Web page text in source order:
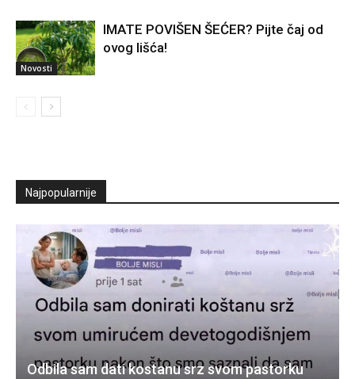
Novosti
IMATE POVIŠEN ŠEĆER? Pijte čaj od
ovog lišća!
Najpopularnije
Odbila sam dati kostanu srz svom pastorku